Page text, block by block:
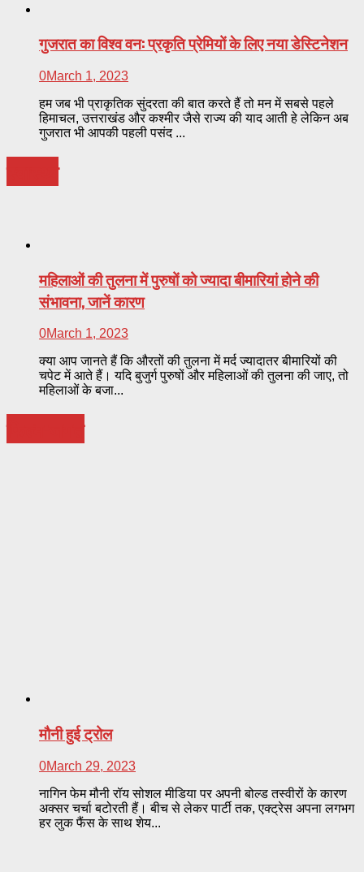
गुजरात का विश्व वन: प्रकृति प्रेमियों के लिए नया डेस्टिनेशन
0March 1, 2023
हम जब भी प्राकृतिक सुंदरता की बात करते हैं तो मन में सबसे पहले
हिमाचल, उत्तराखंड और कश्मीर जैसे राज्य की याद आती हे लेकिन अब
गुजरात भी आपकी पहली पसंद ...
महिलाओं की तुलना में पुरुषों को ज्यादा बीमारियां होने की
संभावना, जानें कारण
0March 1, 2023
क्या आप जानते हैं कि औरतों की तुलना में मर्द ज्यादातर बीमारियों की
चपेट में आते हैं। यदि बुजुर्ग पुरुषों और महिलाओं की तुलना की जाए, तो
महिलाओं के बजा...
मौनी हुई ट्रोल
0March 29, 2023
नागिन फेम मौनी रॉय सोशल मीडिया पर अपनी बोल्ड तस्वीरों के कारण
अक्सर चर्चा बटोरती हैं। बीच से लेकर पार्टी तक, एक्ट्रेस अपना लगभग
हर लुक फैंस के साथ शेय...